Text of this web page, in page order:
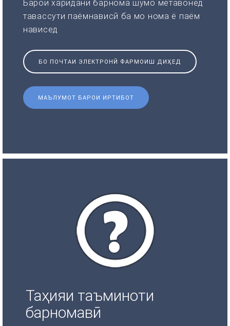
Барои харидани барнома шумо метавонед
тавассути паёмнависӣ ба мо нома ё паём
нависед
БО ПОЧТАИ ЭЛЕКТРОНӢ ФАРМОИШ ДИҲЕД
МАЪЛУМОТ БАРОИ ИРТИБОТ
Таҳияи таъминоти
барномавӣ